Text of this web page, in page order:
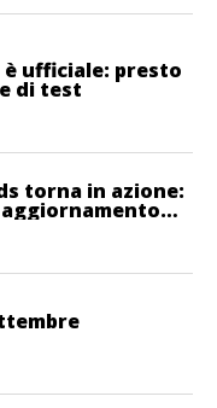
è ufficiale: presto
di test
torna in azione: